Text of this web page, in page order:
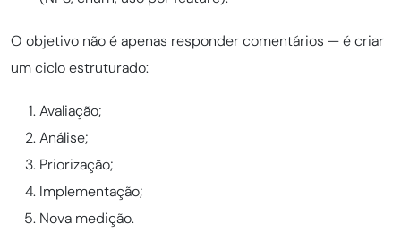
O objetivo não é apenas responder comentários — é criar
um ciclo estruturado:
Avaliação;
Análise;
Priorização;
Implementação;
Nova medição.